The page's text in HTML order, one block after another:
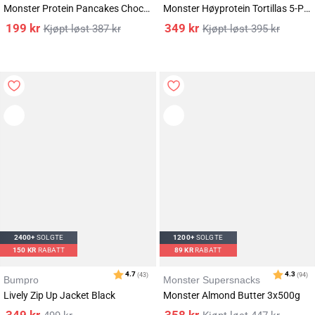
Monster Protein Pancakes Chocolate Chip 3x500g
387kr
199 kr
Monster Høyprotein Tortillas 5-Pack (30 lefser)
395kr
349 kr
2400+SOLGTE
150 KR RABATT
Bumpro
Lively Zip Up Jacket Black
1200+SOLGTE
89KRRABATT
Monster Supersnacks
Monster Almond Butter 3x500g